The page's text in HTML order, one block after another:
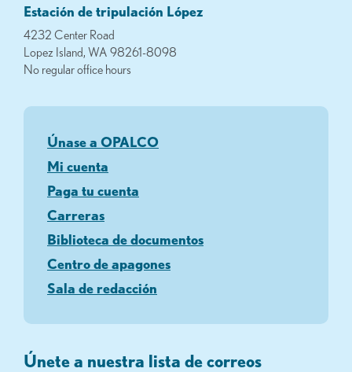
Estación de tripulación López
4232 Center Road
Lopez Island, WA 98261-8098
No regular office hours
Únase a OPALCO
Mi cuenta
Paga tu cuenta
Carreras
Biblioteca de documentos
Centro de apagones
Sala de redacción
Únete a nuestra lista de correos